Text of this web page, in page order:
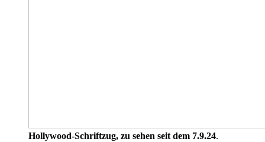
Hollywood-Schriftzug, zu sehen seit dem 7.9.24.